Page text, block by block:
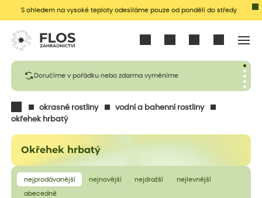
S ohledem na vysoké teploty odesíláme pouze od pondělí do středy
Doručíme v pořádku nebo zdarma vyměníme
okrasné rostliny
vodní a bahenní rostliny
okřehek hrbatý
Okřehek hrbatý
nejprodávanější nejnovější nejdražší nejlevnější
abecedně